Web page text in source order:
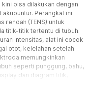
bisa dilakukan dengan
Perangkat ini
rendah (TENS) untuk
titik-titik tertentu di tubuh.
intensitas, alat ini cocok
otot, kelelahan setelah
memungkinkan
seperti punggung, bahu,
dan diagram titik,